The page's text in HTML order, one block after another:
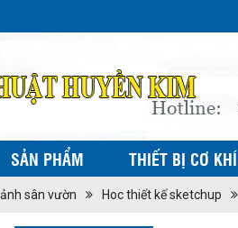
SẢN PHẨM THIẾT BỊ CƠ KHÍ
sân vườn Hoc thiết kế sketchup